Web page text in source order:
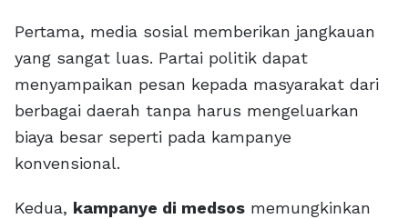
Pertama, media sosial memberikan jangkauan
yang sangat luas. Partai politik dapat
menyampaikan pesan kepada masyarakat dari
berbagai daerah tanpa harus mengeluarkan
biaya besar seperti pada kampanye
konvensional.
Kedua, kampanye di medsos memungkinkan